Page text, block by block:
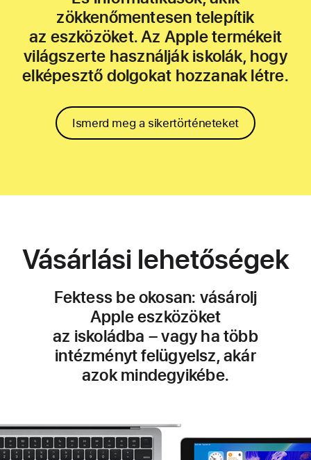
zökkenőmentesen telepítik
az eszközöket. Az Apple termékeit
világszerte használják iskolák, hogy
elképesztő dolgokat hozzanak létre.
Ismerd meg a sikertörténeteket
Vásárlási lehetőségek
Fektess be okosan: vásárolj
Apple eszközöket
az iskoládba – vagy ha több
intézményt felügyelsz, akár
azok mindegyikébe.